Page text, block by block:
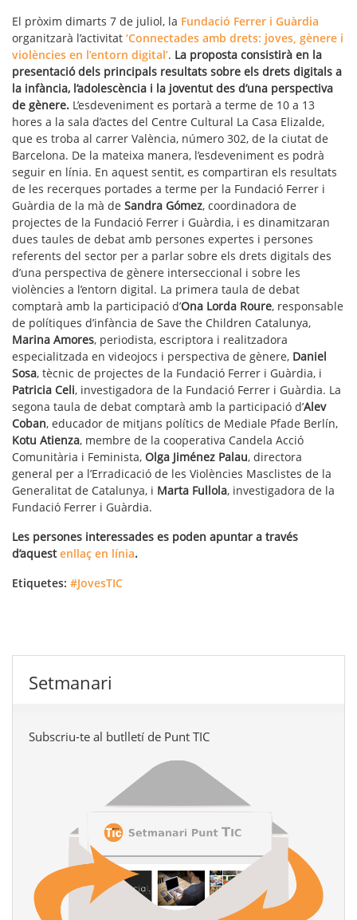
El pròxim dimarts 7 de juliol, la Fundació Ferrer i Guàrdia
organitzarà l’activitat ‘Connectades amb drets: joves, gènere i
violències en l’entorn digital’. La proposta consistirà en la
presentació dels principals resultats sobre els drets digitals a
la infància, l’adolescència i la joventut des d’una perspectiva
de gènere. L’esdeveniment es portarà a terme de 10 a 13
hores a la sala d’actes del Centre Cultural La Casa Elizalde,
que es troba al carrer València, número 302, de la ciutat de
Barcelona. De la mateixa manera, l’esdeveniment es podrà
seguir en línia. En aquest sentit, es compartiran els resultats
de les recerques portades a terme per la Fundació Ferrer i
Guàrdia de la mà de Sandra Gómez, coordinadora de
projectes de la Fundació Ferrer i Guàrdia, i es dinamitzaran
dues taules de debat amb persones expertes i persones
referents del sector per a parlar sobre els drets digitals des
d’una perspectiva de gènere interseccional i sobre les
violències a l’entorn digital. La primera taula de debat
comptarà amb la participació d’Ona Lorda Roure, responsable
de polítiques d’infància de Save the Children Catalunya,
Marina Amores, periodista, escriptora i realitzadora
especialitzada en videojocs i perspectiva de gènere, Daniel
Sosa, tècnic de projectes de la Fundació Ferrer i Guàrdia, i
Patricia Celi, investigadora de la Fundació Ferrer i Guàrdia. La
segona taula de debat comptarà amb la participació d’Alev
Coban, educador de mitjans polítics de Mediale Pfade Berlín,
Kotu Atienza, membre de la cooperativa Candela Acció
Comunitària i Feminista, Olga Jiménez Palau, directora
general per a l’Erradicació de les Violències Masclistes de la
Generalitat de Catalunya, i Marta Fullola, investigadora de la
Fundació Ferrer i Guàrdia.
Les persones interessades es poden apuntar a través
d’aquestenllaç en línia.
Etiquetes: #JovesTIC
Setmanari
Subscriu-te al butlletí de Punt TIC